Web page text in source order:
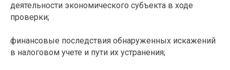
деятельности экономического субъекта в ходе
проверки;
финансовые последствия обнаруженных искажений
в налоговом учете и пути их устранения;